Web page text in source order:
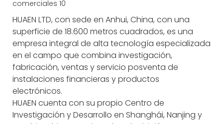
HUAEN LTD, con sede en Anhui, China, con una
superficie de 18.600 metros cuadrados, es una
empresa integral de alta tecnología especializada
en el campo que combina investigación,
fabricación, ventas y servicio posventa de
instalaciones financieras y productos
electrónicos.
HUAEN cuenta con su propio Centro de
Investigación y Desarrollo en Shanghái, Nanjing y